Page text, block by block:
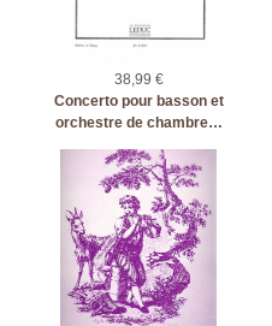
38,99 €
Concerto pour basson et
orchestre de chambre…